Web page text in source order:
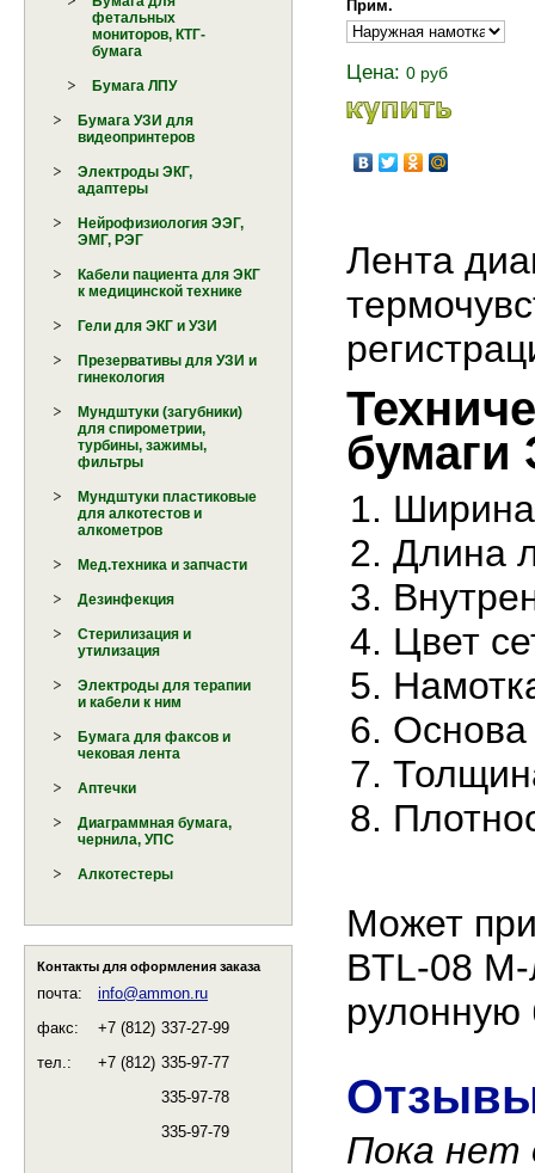
фетальных
мониторов, КТГ-
бумага
Бумага ЛПУ
Бумага УЗИ для
видеопринтеров
Электроды ЭКГ,
адаптеры
Нейрофизиология ЭЭГ,
ЭМГ, РЭГ
Кабели пациента для ЭКГ
к медицинской технике
Гели для ЭКГ и УЗИ
Презервативы для УЗИ и
гинекология
Мундштуки (загубники)
для спирометрии,
турбины, зажимы,
фильтры
Мундштуки пластиковые
для алкотестов и
алкометров
Мед.техника и запчасти
Дезинфекция
Стерилизация и
утилизация
Электроды для терапии
и кабели к ним
Бумага для факсов и
чековая лента
Аптечки
Диаграммная бумага,
чернила, УПС
Алкотестеры
Контакты для оформления заказа
почта:
info@ammon.ru
факс:
+7 (812) 337-27-99
тел.:
+7 (812) 335-97-77
335-97-78
335-97-79
Прим.
Цена: 0 руб
Лента
бумаги
Длина
Цвет
Основа
Может
BTL-08
рулонную
Пока нет